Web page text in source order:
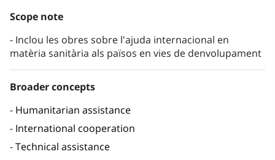
Scope note
Inclou les obres sobre l'ajuda internacional en
matèria sanitària als països en vies de denvolupament
Broader concepts
Humanitarian assistance
International cooperation
Technical assistance